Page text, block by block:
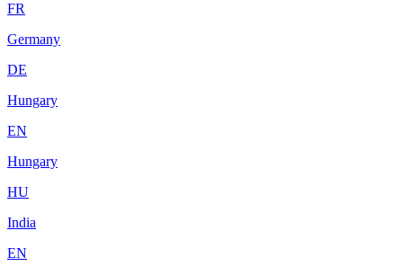
FR
Germany
DE
Hungary
EN
Hungary
HU
India
EN